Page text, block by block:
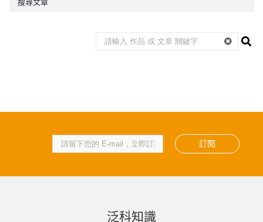
訂閱
泛科知識